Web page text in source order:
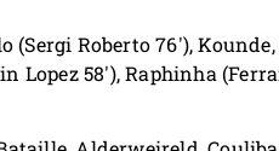
(Sergi Roberto 76′),
Lopez 58′), Raphinha